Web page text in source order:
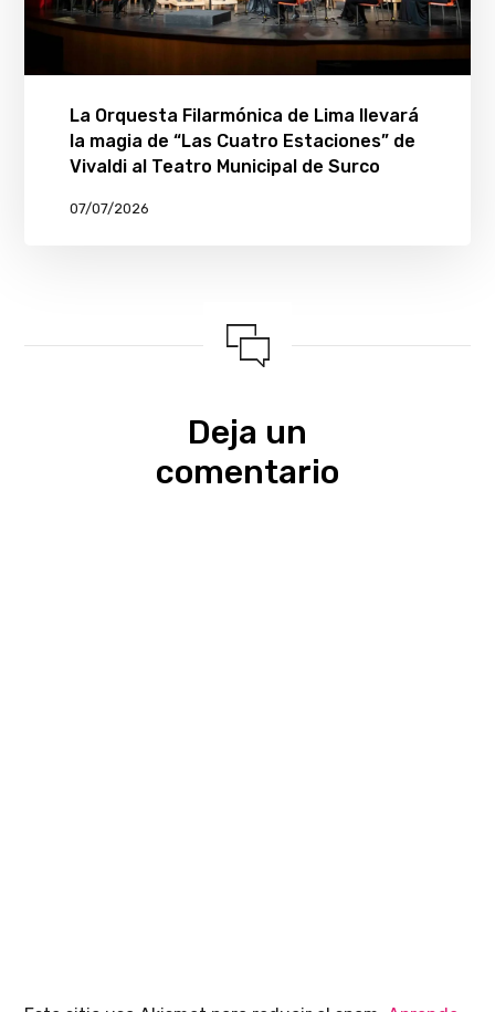
La Orquesta Filarmónica de Lima llevará
la magia de “Las Cuatro Estaciones” de
Vivaldi al Teatro Municipal de Surco
07/07/2026
Deja un
comentario